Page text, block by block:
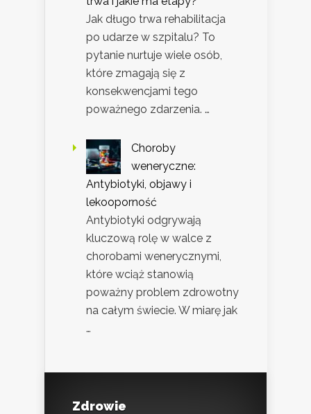
Jak długo trwa rehabilitacja
po udarze w szpitalu? To
pytanie nurtuje wiele osób,
które zmagają się z
konsekwencjami tego
poważnego zdarzenia. …
Choroby
weneryczne:
Antybiotyki, objawy i
lekooporność
Antybiotyki odgrywają
kluczową rolę w walce z
chorobami wenerycznymi,
które wciąż stanowią
poważny problem zdrowotny
na całym świecie. W miarę jak
…
Zdrowie